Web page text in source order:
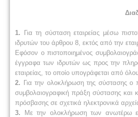
1.
Για τη σύσταση εταιρείας μέσω
ιδρυτών του άρθρου 8, εκτός από την
Εφόσον ο πιστοποιημένος
έγγραφα των ιδρυτών ως προς την
εταιρείας, το οποίο υπογράφεται από
2. Για την ολοκλήρωση της σύστασης ο
συμβολαιογραφική πράξη σύστασης και
πρόσβασης σε σχετικά ηλεκτρονικά
3.
Με την ολοκλήρωση των ανωτέρω